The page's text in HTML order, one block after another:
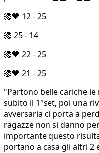
🏐💙 12 - 25
🏐 25 - 14
🏐💙 22 - 25
🏐💙 21 - 25
"Partono belle cariche
subito il 1°set, poi una
avversaria ci porta a
ragazze non si danno
importante questo
portano a casa gli altri 2